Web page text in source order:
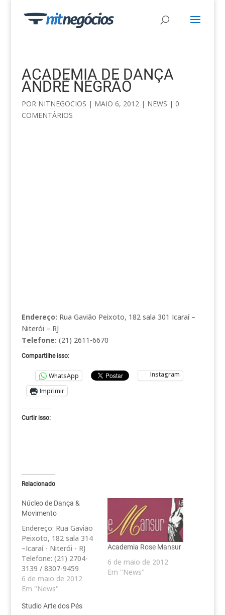
ACADEMIA DE DANÇA
ANDRÉ NEGRÃO
POR NITNEGOCIOS | MAIO 6, 2012| NEWS | 0
COMENTÁRIOS
Endereço: Rua Gavião Peixoto, 182 sala 301 Icaraí –
Niterói – RJ
Telefone: (21) 2611-6670
Compartilhe isso:
WhatsApp
Instagram
Imprimir
Curtir isso:
Relacionado
Núcleo de Dança &
Movimento
Endereço: Rua Gavião
Peixoto, 182 sala 314
–Icaraí - Niterói - RJ
Telefone: (21) 2704-
3139 / 8307-9459
6 de maio de 2012
Em "News"
Academia Rose Mansur
6 de maio de 2012
Em "News"
Studio Arte dos Pés